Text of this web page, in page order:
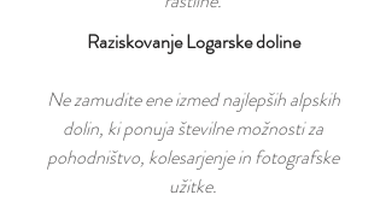
Raziskovanje Logarske doline
Ne zamudite ene izmed najlepših alpskih
dolin, ki ponuja številne možnosti za
pohodništvo, kolesarjenje in fotografske
užitke.